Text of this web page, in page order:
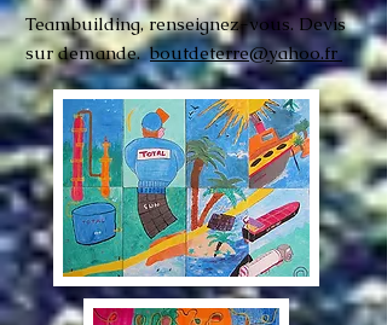
Teambuilding, renseignez-vous. Devis
sur demande.boutdeterre@yahoo.fr